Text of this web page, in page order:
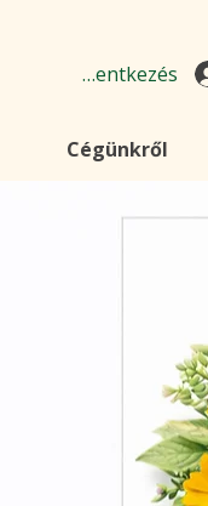
Bejelentkezés
Cégünkről